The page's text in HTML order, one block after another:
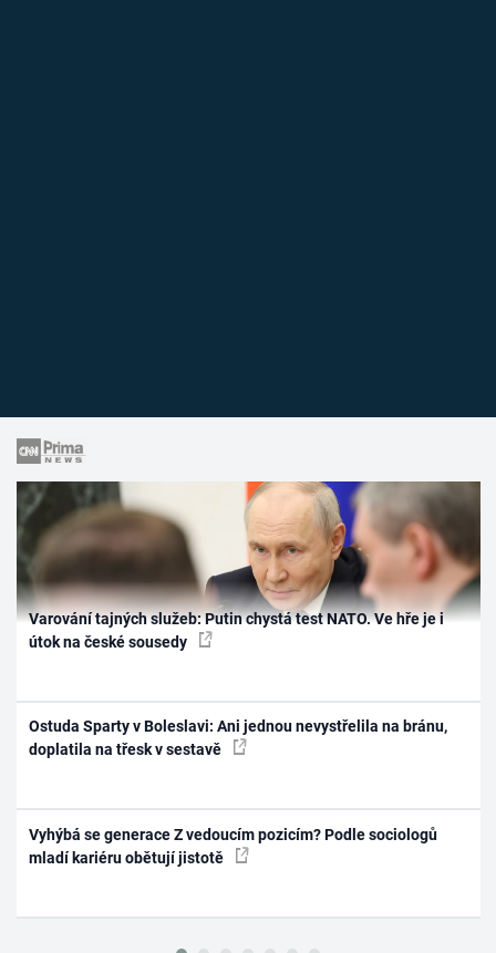
Varování tajných služeb: Putin chystá test NATO. Ve hře je i
útok na české sousedy
Ostuda Sparty v Boleslavi: Ani jednou nevystřelila na bránu,
doplatila na třesk v sestavě
Vyhýbá se generace Z vedoucím pozicím? Podle sociologů
mladí kariéru obětují jistotě